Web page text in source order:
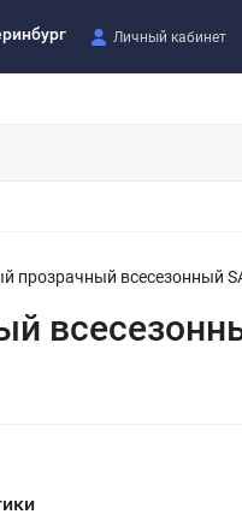
Личный кабинет
прозрачный всесезонный